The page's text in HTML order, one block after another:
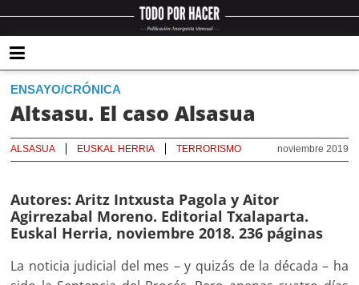
ENSAYO/CRÓNICA
Altsasu. El caso Alsasua
noviembre 2019
ALSASUA EUSKAL HERRIA TERRORISMO
Autores: Aritz Intxusta Pagola y Aitor
Agirrezabal Moreno. Editorial Txalaparta.
Euskal Herria, noviembre 2018. 236 páginas
La noticia judicial del mes – y quizás de la década – ha